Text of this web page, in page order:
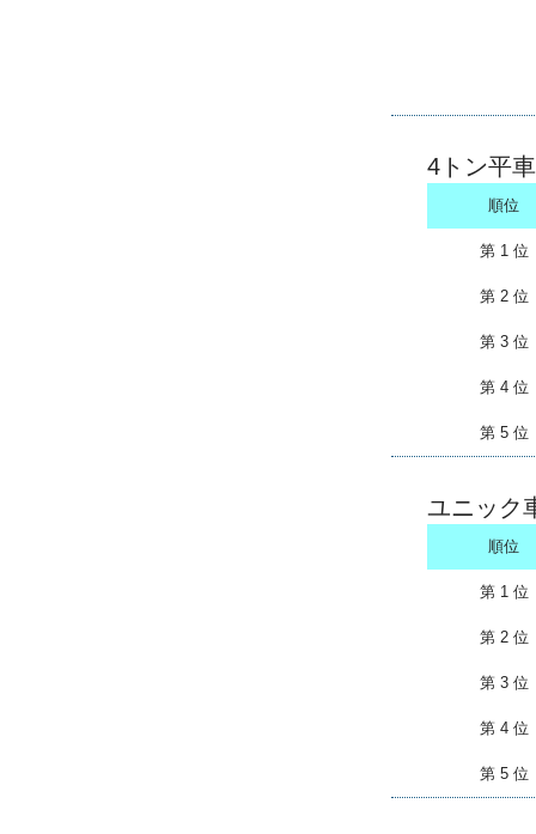
4トン平車
順位
第 1 位
第 2 位
第 3 位
第 4 位
第 5 位
ユニック
順位
第 1 位
第 2 位
第 3 位
第 4 位
第 5 位